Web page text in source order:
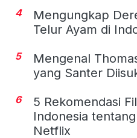
4
Mengungkap
Telur Ayam di
5
Mengenal
yang Santer
6
5 Rekomendasi
Indonesia
Netflix